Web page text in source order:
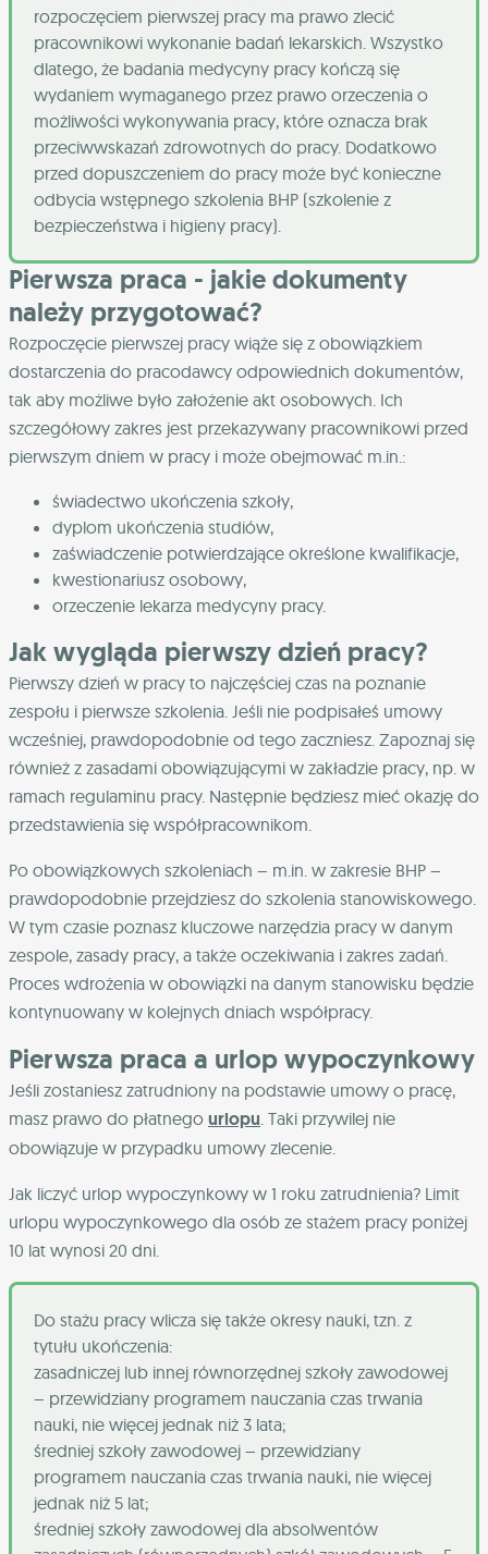
rozpoczęciem pierwszej pracy ma prawo zlecić
pracownikowi wykonanie badań lekarskich. Wszystko
dlatego, że badania medycyny pracy kończą się
wydaniem wymaganego przez prawo orzeczenia o
możliwości wykonywania pracy, które oznacza brak
przeciwwskazań zdrowotnych do pracy. Dodatkowo
przed dopuszczeniem do pracy może być konieczne
odbycia wstępnego szkolenia BHP (szkolenie z
bezpieczeństwa i higieny pracy).
Pierwsza praca - jakie dokumenty
należy przygotować?
Rozpoczęcie pierwszej pracy wiąże się z obowiązkiem
dostarczenia do pracodawcy odpowiednich dokumentów,
tak aby możliwe było założenie akt osobowych. Ich
szczegółowy zakres jest przekazywany pracownikowi przed
pierwszym dniem w pracy i może obejmować m.in.:
świadectwo ukończenia szkoły,
dyplom ukończenia studiów,
zaświadczenie potwierdzające określone kwalifikacje,
kwestionariusz osobowy,
orzeczenie lekarza medycyny pracy.
Jak wygląda pierwszy dzień pracy?
Pierwszy dzień w pracy to najczęściej czas na poznanie
zespołu i pierwsze szkolenia. Jeśli nie podpisałeś umowy
wcześniej, prawdopodobnie od tego zaczniesz. Zapoznaj się
również z zasadami obowiązującymi w zakładzie pracy, np. w
ramach regulaminu pracy. Następnie będziesz mieć okazję do
przedstawienia się współpracownikom.
Po obowiązkowych szkoleniach – m.in. w zakresie BHP –
prawdopodobnie przejdziesz do szkolenia stanowiskowego.
W tym czasie poznasz kluczowe narzędzia pracy w danym
zespole, zasady pracy, a także oczekiwania i zakres zadań.
Proces wdrożenia w obowiązki na danym stanowisku będzie
kontynuowany w kolejnych dniach współpracy.
Pierwsza praca a urlop wypoczynkowy
Jeśli zostaniesz zatrudniony na podstawie umowy o pracę,
masz prawo do płatnego urlopu. Taki przywilej nie
obowiązuje w przypadku umowy zlecenie.
Jak liczyć urlop wypoczynkowy w 1 roku zatrudnienia? Limit
urlopu wypoczynkowego dla osób ze stażem pracy poniżej
10 lat wynosi 20 dni.
Do stażu pracy wlicza się także okresy nauki, tzn. z
tytułu ukończenia:
zasadniczej lub innej równorzędnej szkoły zawodowej
– przewidziany programem nauczania czas trwania
nauki, nie więcej jednak niż 3 lata;
średniej szkoły zawodowej – przewidziany
programem nauczania czas trwania nauki, nie więcej
jednak niż 5 lat;
średniej szkoły zawodowej dla absolwentów